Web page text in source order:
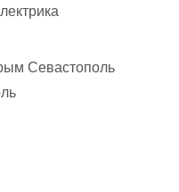
Севастополь